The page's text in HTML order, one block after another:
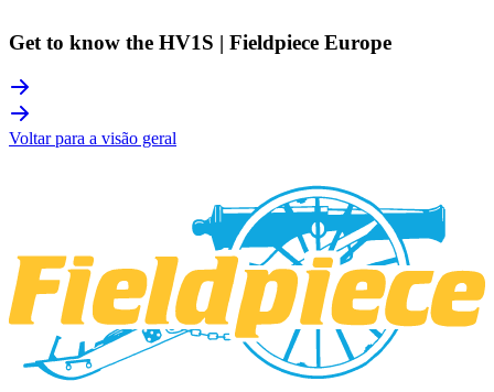
Get to know the HV1S | Fieldpiece Europe
Voltar para a visão geral